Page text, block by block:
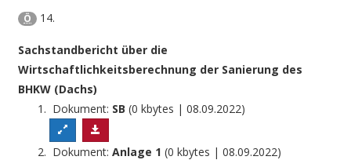
Ö 14.
Sachstandbericht über die
Wirtschaftlichkeitsberechnung der Sanierung des
BHKW (Dachs)
Dokument: SB (0 kbytes | 08.09.2022)
Dokument: Anlage 1 (0 kbytes | 08.09.2022)